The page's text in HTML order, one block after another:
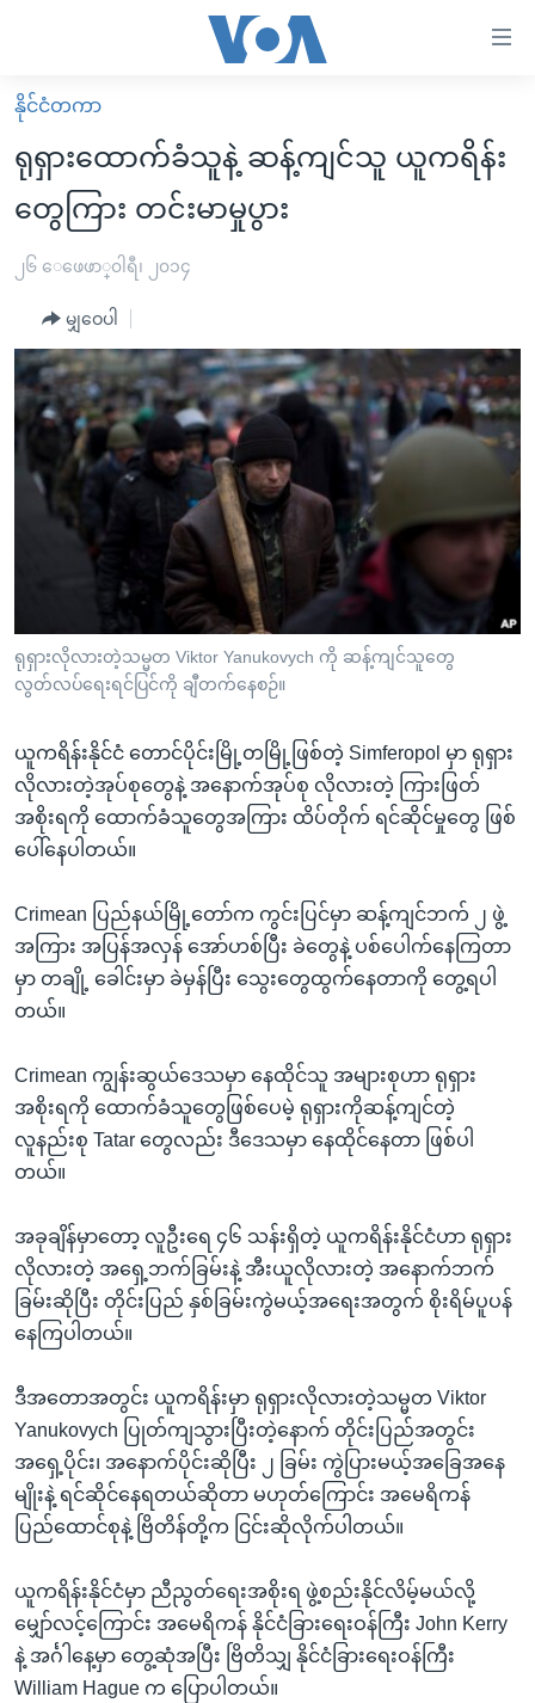
လွယ်ကူ
စေ
Link
များ
အကြောင်းအရာ
သို့
ကျော်
သို့
ကျော်
ကြည့်
ရှာဖွေ
နေရာ
မူလစာမျက်နှာ
မြန်မာ
ကမ္ဘာ့သတင်းများ
အစ္စရေး-ပါလက်စတိုင်း
ဗွီဒီယို
ရပ်ဝန်းတခု လမ်းတခု အလွန်
အင်္ဂလိပ်စာလေ့လာမယ်
အမေရိကန်သုံးအီဒီယံ
မကြေးမုံရဲ့ အင်္ဂလိပ်စာ
ရုပ်ရှင်ထဲက အင်္ဂလိပ်စာ
သုတပဒေသာ အင်္ဂလိပ်စာ
အပတ်စဉ်ကဏ္ဍများ
ရေဒီယို
တီဗွီ
ရေဒီယိုနှင့်ရုပ်သံ အချက်အလက်များ
ရေဒီယို/တီဗွီအစီအစဉ်
ဗွီအိုအေ လူမှုကွန်ယက်များ
ဘာသာစကားများ
နိုင်ငံတကာ
ရုရှားထောက်ခံသူနဲ့ ဆန့်ကျင်သူ ယူကရိန်း
တွေကြား တင်းမာမှုပွား
၂၆ ေဖေဖာ္၀ါရီ၊ ၂၀၁၄
မျှဝေပါ
ရုရှားလိုလားတဲ့သမ္မတ Viktor Yanukovych ကို ဆန့်ကျင်သူတွေ
လွတ်လပ်ရေးရင်ပြင်ကို ချီတက်နေစဉ်။
ယူကရိန်းနိုင်ငံ တောင်ပိုင်းမြို့တမြို့ဖြစ်တဲ့ Simferopol မှာ ရုရှား
လိုလားတဲ့အုပ်စုတွေနဲ့ အနောက်အုပ်စု လိုလားတဲ့ ကြားဖြတ်
အစိုးရကို ထောက်ခံသူတွေအကြား ထိပ်တိုက် ရင်ဆိုင်မှုတွေ ဖြစ်
ပေါ်နေပါတယ်။
Crimean ပြည်နယ်မြို့တော်က ကွင်းပြင်မှာ ဆန့်ကျင်ဘက် ၂ ဖွဲ့
အကြား အပြန်အလှန် အော်ဟစ်ပြီး ခဲတွေနဲ့ ပစ်ပေါက်နေကြတာ
မှာ တချို့ ခေါင်းမှာ ခဲမှန်ပြီး သွေးတွေထွက်နေတာကို တွေ့ရပါ
တယ်။
Crimean ကျွန်းဆွယ်ဒေသမှာ နေထိုင်သူ အများစုဟာ ရုရှား
အစိုးရကို ထောက်ခံသူတွေဖြစ်ပေမဲ့ ရုရှားကိုဆန့်ကျင်တဲ့
လူနည်းစု Tatar တွေလည်း ဒီဒေသမှာ နေထိုင်နေတာ ဖြစ်ပါ
တယ်။
အခုချိန်မှာတော့ လူဦးရေ ၄၆ သန်းရှိတဲ့ ယူကရိန်းနိုင်ငံဟာ ရုရှား
လိုလားတဲ့ အရှေ့ဘက်ခြမ်းနဲ့ အီးယူလိုလားတဲ့ အနောက်ဘက်
ခြမ်းဆိုပြီး တိုင်းပြည် နှစ်ခြမ်းကွဲမယ့်အရေးအတွက် စိုးရိမ်ပူပန်
နေကြပါတယ်။
ဒီအတောအတွင်း ယူကရိန်းမှာ ရုရှားလိုလားတဲ့သမ္မတ Viktor
Yanukovych ပြုတ်ကျသွားပြီးတဲ့နောက် တိုင်းပြည်အတွင်း
အရှေ့ပိုင်း၊ အနောက်ပိုင်းဆိုပြီး ၂ ခြမ်း ကွဲပြားမယ့်အခြေအနေ
မျိုးနဲ့ ရင်ဆိုင်နေရတယ်ဆိုတာ မဟုတ်ကြောင်း အမေရိကန်
ပြည်ထောင်စုနဲ့ ဗြိတိန်တို့က ငြင်းဆိုလိုက်ပါတယ်။
ယူကရိန်းနိုင်ငံမှာ ညီညွတ်ရေးအစိုးရ ဖွဲ့စည်းနိုင်လိမ့်မယ်လို့
မျှော်လင့်ကြောင်း အမေရိကန် နိုင်ငံခြားရေးဝန်ကြီး John Kerry
နဲ့ အင်္ဂါနေ့မှာ တွေ့ဆုံအပြီး ဗြိတိသျှ နိုင်ငံခြားရေးဝန်ကြီး
William Hague က ပြောပါတယ်။